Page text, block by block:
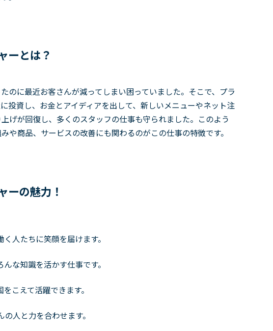
ーとは？
のに最近お客さんが減ってしまい困っていました。そこで、プラ
投資し、お金とアイディアを出して、新しいメニューやネット注
げが回復し、多くのスタッフの仕事も守られました。このよう
や商品、サービスの改善にも関わるのがこの仕事の特徴です。
ーの魅力！
人たちに笑顔を届けます。
な知識を活かす仕事です。
こえて活躍できます。
人と力を合わせます。